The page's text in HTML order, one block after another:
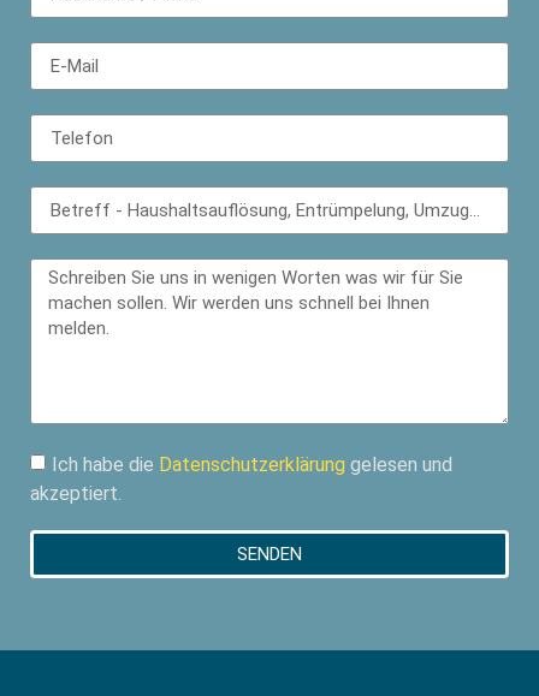
Ich habe die Datenschutzerklärung gelesen und
akzeptiert.
SENDEN